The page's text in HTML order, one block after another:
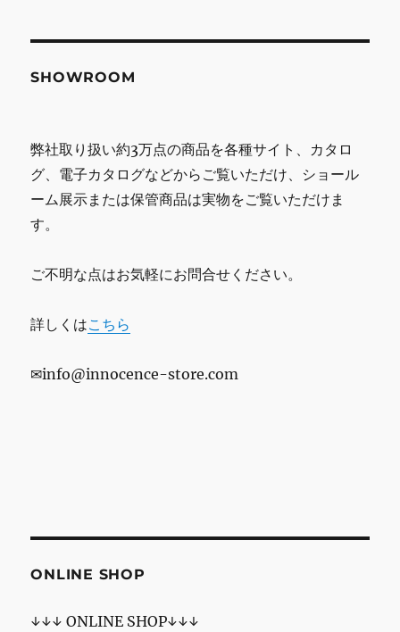
SHOWROOM
弊社取り扱い約3万点の商品を各種サイト、カタロ
グ、電子カタログなどからご覧いただけ、ショール
ーム展示または保管商品は実物をご覧いただけま
す。
ご不明な点はお気軽にお問合せください。
詳しくはこちら
✉info@innocence-store.com
ONLINE SHOP
↓↓↓ ONLINE SHOP↓↓↓